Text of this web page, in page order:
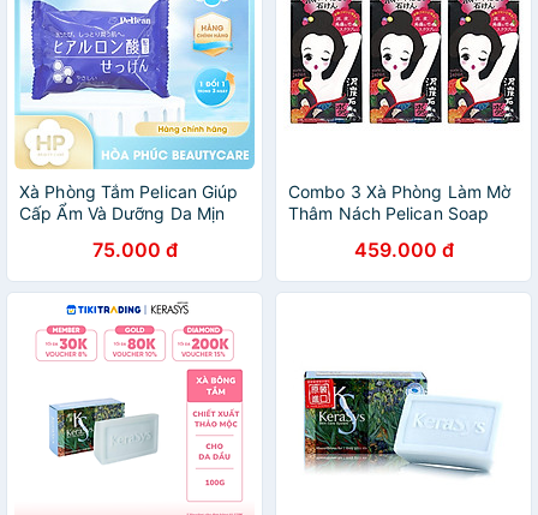
Xà Phòng Tắm Pelican Giúp
Cấp Ẩm Và Dưỡng Da Mịn
Acid Soap75.000 đ
Combo 3 Xà Phòng Làm Mờ
Thâm Nách Pelican Soap
Kích Ứng459.000 đ